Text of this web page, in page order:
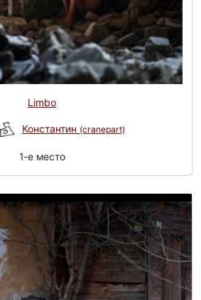
Limbo
Константин (cranepart)
1-e место